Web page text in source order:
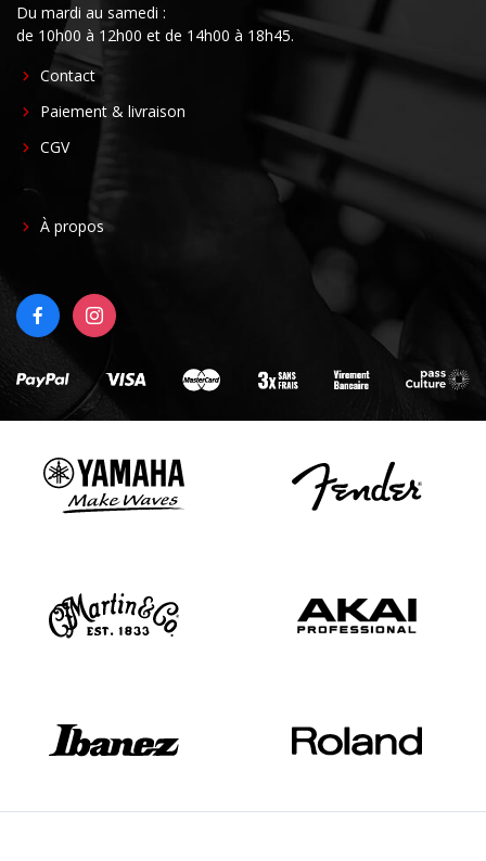
Du mardi au samedi :
de 10h00 à 12h00 et de 14h00 à 18h45.
FOOTER
CENTER
Contact
Paiement & livraison
CGV
FOOTER
À propos
FACEBOOKINSTAGRAM